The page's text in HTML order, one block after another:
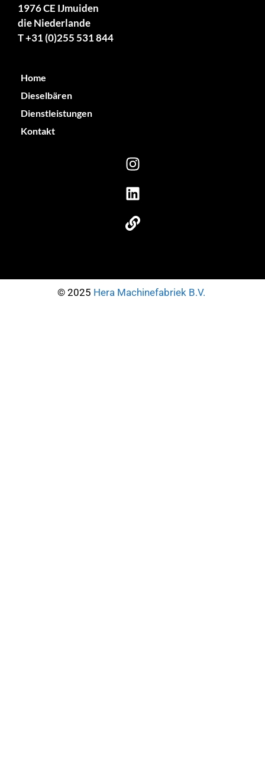
1976 CE IJmuiden
die Niederlande
T +31 (0)255 531 844
Home
Dieselbären
Dienstleistungen
Kontakt
© 2025 Hera Machinefabriek B.V.